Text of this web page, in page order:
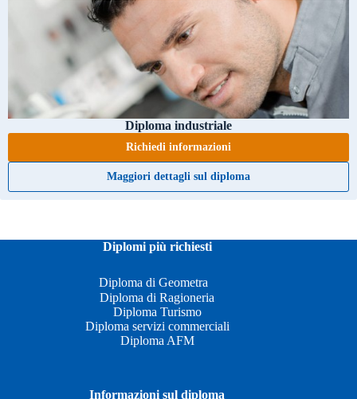
Diploma industriale
Richiedi informazioni
Maggiori dettagli sul diploma
Diplomi più richiesti
Diploma di Geometra
Diploma di Ragioneria
Diploma Turismo
Diploma servizi commerciali
Diploma AFM
Informazioni sul diploma